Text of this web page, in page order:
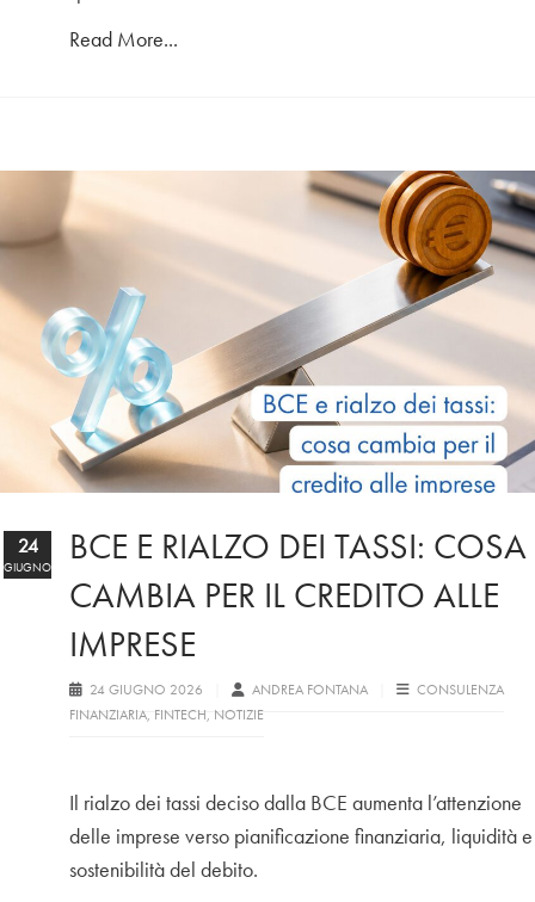
Read More...
BCE E RIALZO DEI TASSI: COSA
CAMBIA PER IL CREDITO ALLE
IMPRESE
24 GIUGNO 2026 ANDREA FONTANA
CONSULENZA
FINANZIARIA, FINTECH, NOTIZIE
Il rialzo dei tassi deciso dalla BCE aumenta l’attenzione
delle imprese verso pianificazione finanziaria, liquidità e
sostenibilità del debito.
24
GIUGNO